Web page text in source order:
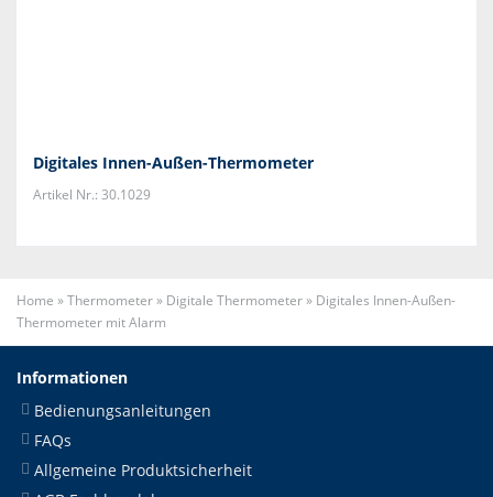
Digitales Innen-Außen-Thermometer
Artikel Nr.: 30.1029
Home »Thermometer» Digitale Thermometer» Digitales Innen-Außen-
Thermometer mit Alarm
Informationen
Bedienungsanleitungen
FAQs
Allgemeine Produktsicherheit